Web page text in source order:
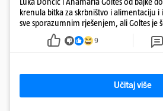
krenula bitka za skrbništvo i alimentaciju i
sve sporazumnim rješenjem, ali Goltes je
u Sloveniji
9
Učitaj više